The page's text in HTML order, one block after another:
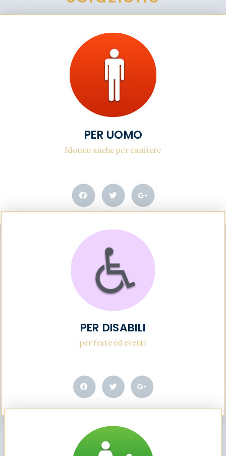
PER UOMO
Idoneo anche per cantiere
PER DISABILI
per feste ed eventi